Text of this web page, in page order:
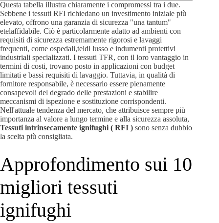
Questa tabella illustra chiaramente i compromessi tra i due.
Sebbene i tessuti RFI richiedano un investimento iniziale più
elevato, offrono una garanzia di sicurezza "una tantum"
etelaffidabile. Ciò è particolarmente adatto ad ambienti con
requisiti di sicurezza estremamente rigorosi e lavaggi
frequenti, come ospedali,teldi lusso e indumenti protettivi
industriali specializzati. I tessuti TFR, con il loro vantaggio in
termini di costi, trovano posto in applicazioni con budget
limitati e bassi requisiti di lavaggio. Tuttavia, in qualità di
fornitore responsabile, è necessario essere pienamente
consapevoli del degrado delle prestazioni e stabilire
meccanismi di ispezione e sostituzione corrispondenti.
Nell'attuale tendenza del mercato, che attribuisce sempre più
importanza al valore a lungo termine e alla sicurezza assoluta,
Tessuti intrinsecamente ignifughi ( RFI ) sono senza dubbio
la scelta più consigliata.
Approfondimento sui 10
migliori tessuti
ignifughi